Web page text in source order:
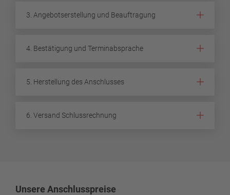
3. Angebotserstellung und Beauftragung
4. Bestätigung und Terminabsprache
5. Herstellung des Anschlusses
6. Versand Schlussrechnung
Unsere Anschlusspreise